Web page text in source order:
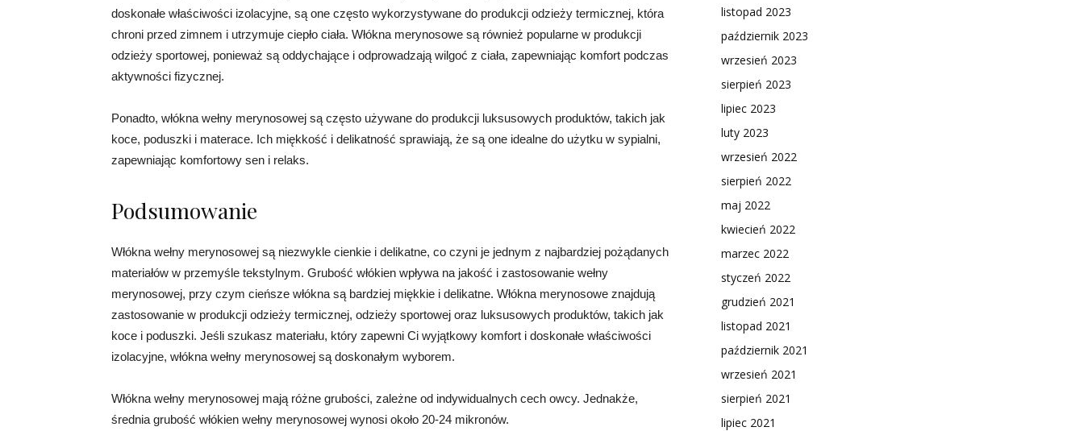
doskonałe właściwości izolacyjne, są one często wykorzystywane do produkcji odzieży termicznej, która
chroni przed zimnem i utrzymuje ciepło ciała. Włókna merynosowe są również popularne w produkcji
odzieży sportowej, ponieważ są oddychające i odprowadzają wilgoć z ciała, zapewniając komfort podczas
aktywności fizycznej.
Ponadto, włókna wełny merynosowej są często używane do produkcji luksusowych produktów, takich jak
koce, poduszki i materace. Ich miękkość i delikatność sprawiają, że są one idealne do użytku w sypialni,
zapewniając komfortowy sen i relaks.
Podsumowanie
Włókna wełny merynosowej są niezwykle cienkie i delikatne, co czyni je jednym z najbardziej pożądanych
materiałów w przemyśle tekstylnym. Grubość włókien wpływa na jakość i zastosowanie wełny
merynosowej, przy czym cieńsze włókna są bardziej miękkie i delikatne. Włókna merynosowe znajdują
zastosowanie w produkcji odzieży termicznej, odzieży sportowej oraz luksusowych produktów, takich jak
koce i poduszki. Jeśli szukasz materiału, który zapewni Ci wyjątkowy komfort i doskonałe właściwości
izolacyjne, włókna wełny merynosowej są doskonałym wyborem.
Włókna wełny merynosowej mają różne grubości, zależne od indywidualnych cech owcy. Jednakże,
średnia grubość włókien wełny merynosowej wynosi około 20-24 mikronów.
listopad 2023
październik 2023
wrzesień 2023
sierpień 2023
lipiec 2023
luty 2023
wrzesień 2022
sierpień 2022
maj 2022
kwiecień 2022
marzec 2022
styczeń 2022
grudzień 2021
listopad 2021
październik 2021
wrzesień 2021
sierpień 2021
lipiec 2021